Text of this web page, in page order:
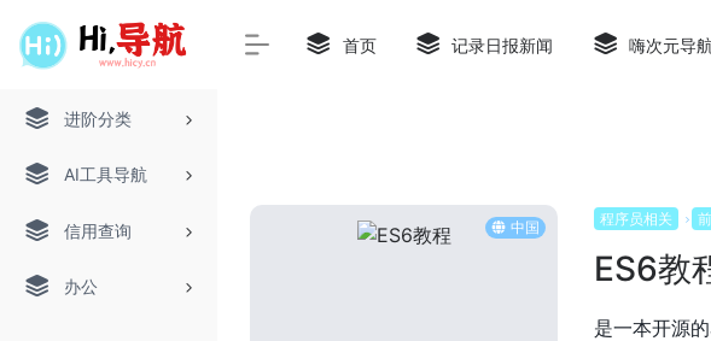
进阶分类
AI工具导航
信用查询
办公
首页 记录日报新闻 嗨次元导
中国 程序员相关
ES6教
是一本开源